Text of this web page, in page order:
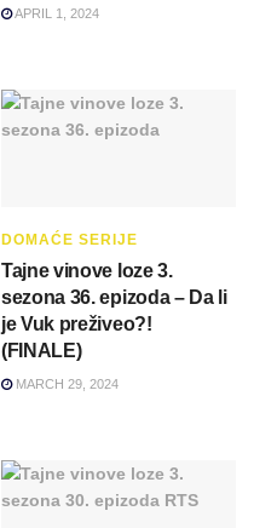
APRIL 1, 2024
DOMAĆE SERIJE
Tajne vinove loze 3.
sezona 36. epizoda – Da li
je Vuk preživeo?!
(FINALE)
MARCH 29, 2024